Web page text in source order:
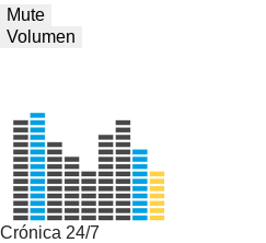
Mute
Volumen
Crónica 24/7